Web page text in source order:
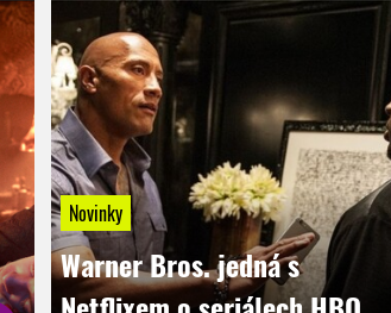
Novinky
Warner Bros. jedná s